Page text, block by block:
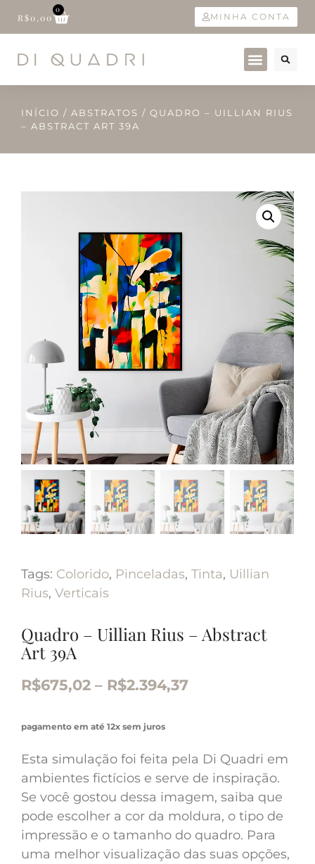
R$0,00
0
MINHA CONTA
INÍCIO / ABSTRATOS / QUADRO – UILLIAN RIUS
– ABSTRACT ART 39A
Tags: Colorido, Pinceladas, Tinta, Uillian
Rius, Verticais
Quadro – Uillian Rius – Abstract
Art 39A
R$675,02 – R$2.394,37
pagamento em até 12x sem juros
Esta simulação foi feita pela Di Quadri em
ambientes fictícios e serve de inspiração.
Se você gostou dessa imagem, saiba que
pode escolher a cor da moldura, o tipo de
impressão e o tamanho do quadro. Para
uma melhor visualização das suas opções,